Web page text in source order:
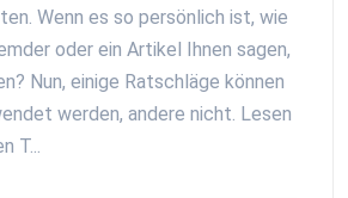
Wenn es so persönlich ist, wie
oder ein Artikel Ihnen sagen,
Nun, einige Ratschläge können
werden, andere nicht. Lesen
T...